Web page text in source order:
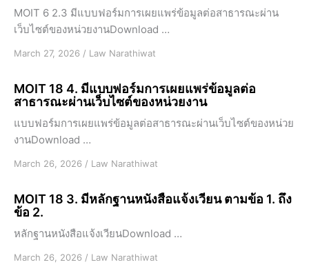
MOIT 6 2.3 มีแบบฟอร์มการเผยแพร่ข้อมูลต่อสาธารณะผ่าน
เว็บไซต์ของหน่วยงานDownload …
March 27, 2026 / Law Narathiwat
MOIT 18 4. มีแบบฟอร์มการเผยแพร่ข้อมูลต่อ
สาธารณะผ่านเว็บไซต์ของหน่วยงาน
แบบฟอร์มการเผยแพร่ข้อมูลต่อสาธารณะผ่านเว็บไซต์ของหน่วย
งานDownload …
March 26, 2026 / Law Narathiwat
MOIT 18 3. มีหลักฐานหนังสือแจ้งเวียน ตามข้อ 1. ถึง
ข้อ 2.
หลักฐานหนังสือแจ้งเวียนDownload …
March 26, 2026 / Law Narathiwat